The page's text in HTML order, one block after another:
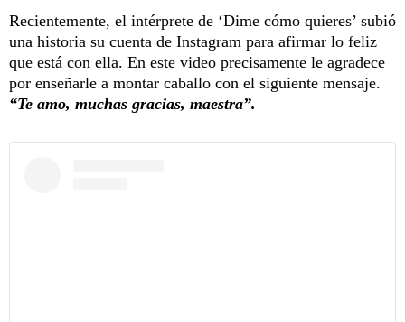
Recientemente, el intérprete de ‘Dime cómo quieres’ subió
una historia su cuenta de Instagram para afirmar lo feliz
que está con ella. En este video precisamente le agradece
por enseñarle a montar caballo con el siguiente mensaje.
“Te amo, muchas gracias, maestra”.